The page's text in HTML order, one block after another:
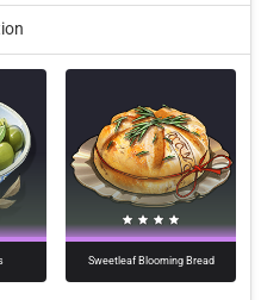
Sweetleaf Blooming Bread